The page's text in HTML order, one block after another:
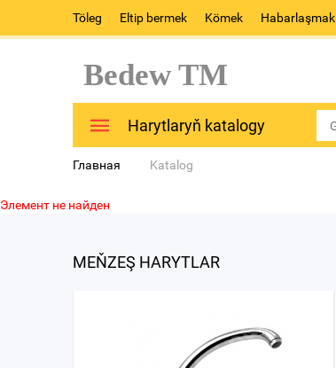
Töleg Eltip bermek Kömek Habarlaşmak
Bedew TM
Harytlaryň katalogy
Главная Katalog
Элемент не найден
MEŇZEŞ HARYTLAR